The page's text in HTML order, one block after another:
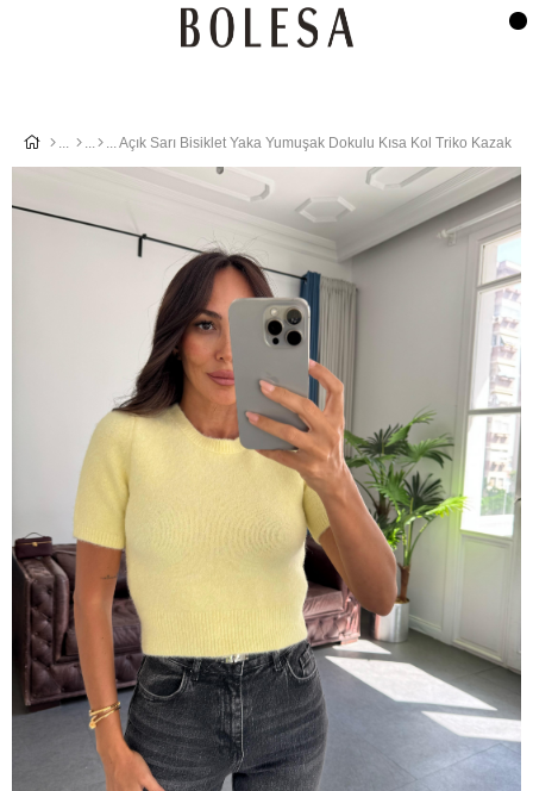
Açık Sarı Bisiklet Yaka Yumuşak Dokulu Kısa Kol Triko Kazak